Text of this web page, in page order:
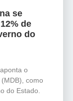
se
de
do
o
como
do Estado.